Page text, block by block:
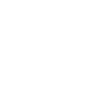
海关办手续|海关|重庆|
无纸申报有关事宜的
-环球网校
管区域科学发展_
功-银行频道-和讯网